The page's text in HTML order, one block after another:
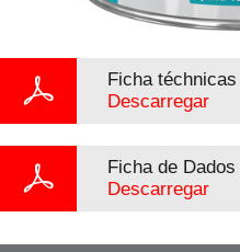
Ficha téchnicas
Descarregar
Ficha de
Descarregar